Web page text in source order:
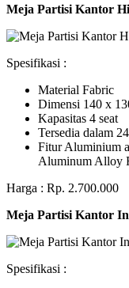
Meja Partisi Kantor
Spesifikasi :
Material Fabric
Dimensi 140 x
Kapasitas 4 seat
Tersedia dalam
Fitur Aluminium
Aluminum Alloy
Harga : Rp. 2.700.000
Meja Partisi Kantor
Spesifikasi :